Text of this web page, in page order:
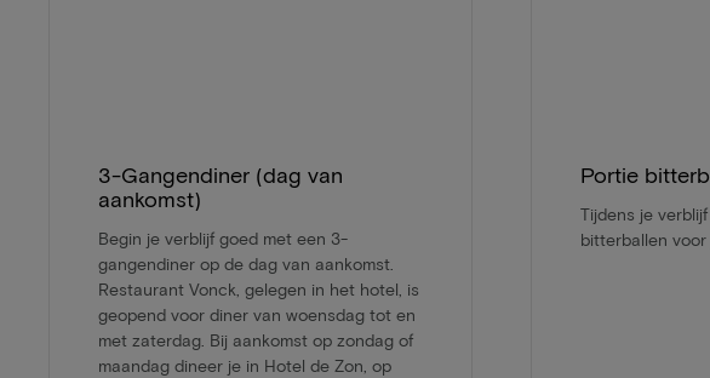
3-Gangendiner (dag van
aankomst)
Begin je verblijf goed met een 3-
gangendiner op de dag van aankomst.
Restaurant Vonck, gelegen in het hotel, is
geopend voor diner van woensdag tot en
met zaterdag. Bij aankomst op zondag of
maandag dineer je in Hotel de Zon, op
Portie
Tijdens je
bitterballen voor